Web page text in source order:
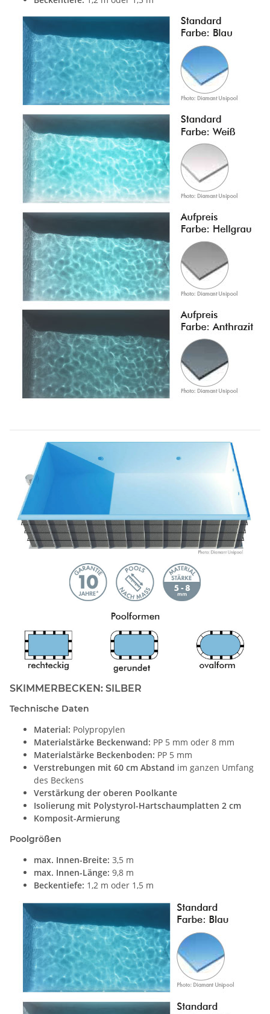
SKIMMERBECKEN: SILBER
Technische Daten
Material: Polypropylen
Materialstärke Beckenwand: PP 5 mm oder 8 mm
Materialstärke Beckenboden: PP 5 mm
Verstrebungen mit 60 cm Abstand im ganzen Umfang
des Beckens
Verstärkung der oberen Poolkante
Isolierung mit Polystyrol-Hartschaumplatten 2 cm
Komposit-Armierung
Poolgrößen
max. Innen-Breite: 3,5 m
max. Innen-Länge: 9,8 m
Beckentiefe: 1,2 m oder 1,5 m